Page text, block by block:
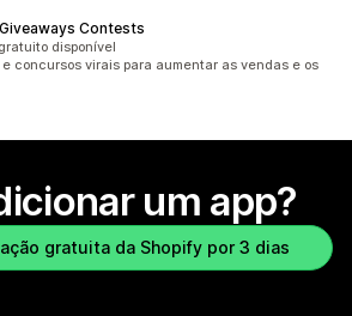
Contests
disponível
concursos virais para aumentar as vendas e os
um app?
gratuita da Shopify por 3 dias